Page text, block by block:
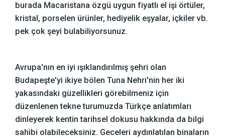
burada Macaristana özgü uygun fiyatlı el işi örtüler,
kristal, porselen ürünler, hediyelik eşyalar, içkiler vb.
pek çok şeyi bulabiliyorsunuz.
Avrupa'nın en iyi ışıklandırılmış şehri olan
Budapeşte'yi ikiye bölen Tuna Nehri'nin her iki
yakasındaki güzellikleri görebilmeniz için
düzenlenen tekne turumuzda Türkçe anlatımları
dinleyerek kentin tarihsel dokusu hakkında da bilgi
sahibi olabileceksiniz. Geceleri aydınlatılan binaların